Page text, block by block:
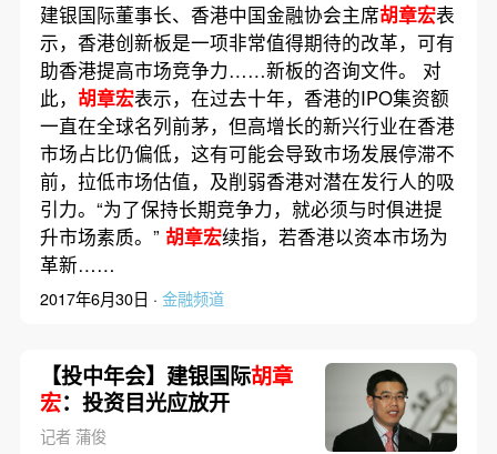
建银国际董事长、香港中国金融协会主席胡章宏表
示，香港创新板是一项非常值得期待的改革，可有
助香港提高市场竞争力……新板的咨询文件。 对
此， 胡章宏表示，在过去十年，香港的IPO集资额
一直在全球名列前茅，但高增长的新兴行业在香港
市场占比仍偏低，这有可能会导致市场发展停滞不
前，拉低市场估值，及削弱香港对潜在发行人的吸
引力。“为了保持长期竞争力，就必须与时俱进提
升市场素质。” 胡章宏续指，若香港以资本市场为
革新……
2017年6月30日 · 金融频道
【投中年会】建银国际胡章
宏：投资目光应放开
记者 蒲俊